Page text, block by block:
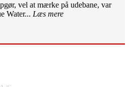
vel at mærke på udebane, var
Water... Læs mere